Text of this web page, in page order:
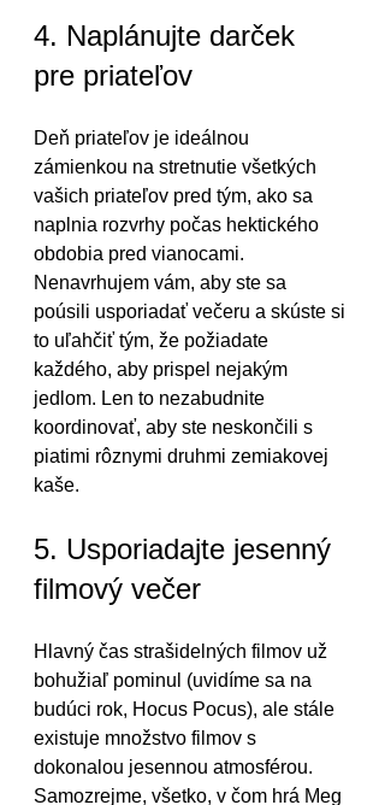
4. Naplánujte darček
pre priateľov
Deň priateľov je ideálnou
zámienkou na stretnutie všetkých
vašich priateľov pred tým, ako sa
naplnia rozvrhy počas hektického
obdobia pred vianocami.
Nenavrhujem vám, aby ste sa
poúsili usporiadať večeru a skúste si
to uľahčiť tým, že požiadate
každého, aby prispel nejakým
jedlom. Len to nezabudnite
koordinovať, aby ste neskončili s
piatimi rôznymi druhmi zemiakovej
kaše.
5. Usporiadajte jesenný
filmový večer
Hlavný čas strašidelných filmov už
bohužiaľ pominul (uvidíme sa na
budúci rok, Hocus Pocus), ale stále
existuje množstvo filmov s
dokonalou jesennou atmosférou.
Samozrejme, všetko, v čom hrá Meg